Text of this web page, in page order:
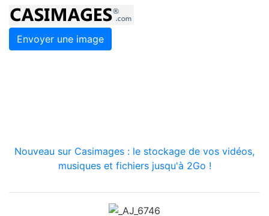
Envoyer une image
Nouveau sur Casimages : le stockage de vos vidéos,
musiques et fichiers jusqu'à 2Go !